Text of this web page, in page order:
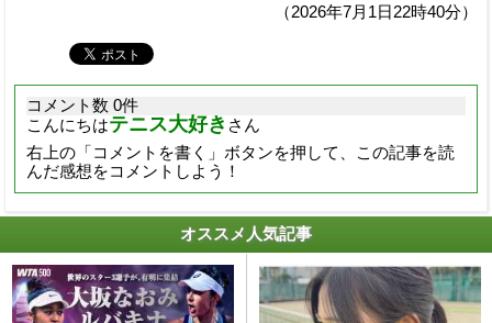
（2026年7月1日22時40分）
コメント数 0件
こんにちはテニス大好き さん
右上の「コメントを書く」ボタンを押して、この記事を読
んだ感想をコメントしよう！
オススメ人気記事